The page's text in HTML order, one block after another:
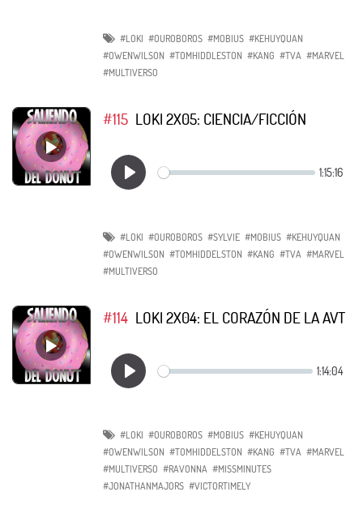
#LOKI #OUROBOROS #MOBIUS #KEHUYQUAN
#OWENWILSON #TOMHIDDLESTON #KANG #TVA #MARVEL
#MULTIVERSO
#115 LOKI 2X05: CIENCIA/FICCIÓN
#LOKI #OUROBOROS #SYLVIE #MOBIUS #KEHUYQUAN
#OWENWILSON #TOMHIDDELSTON #KANG #TVA #MARVEL
#MULTIVERSO
#114 LOKI 2X04: EL CORAZÓN DE LA AVT
#LOKI #OUROBOROS #MOBIUS #KEHUYQUAN
#OWENWILSON #TOMHIDDELSTON #KANG #TVA #MARVEL
#MULTIVERSO #RAVONNA #MISSMINUTES
#JONATHANMAJORS #VICTORTIMELY